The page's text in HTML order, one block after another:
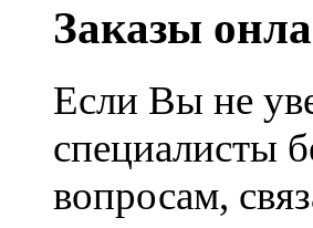
Заказы
Если Вы не
специалисты
вопросам,